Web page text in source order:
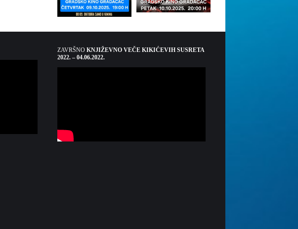
ZAVRŠNO KNJIŽEVNO VEČE KIKIĆEVIH SUSRETA
2022. – 04.06.2022.